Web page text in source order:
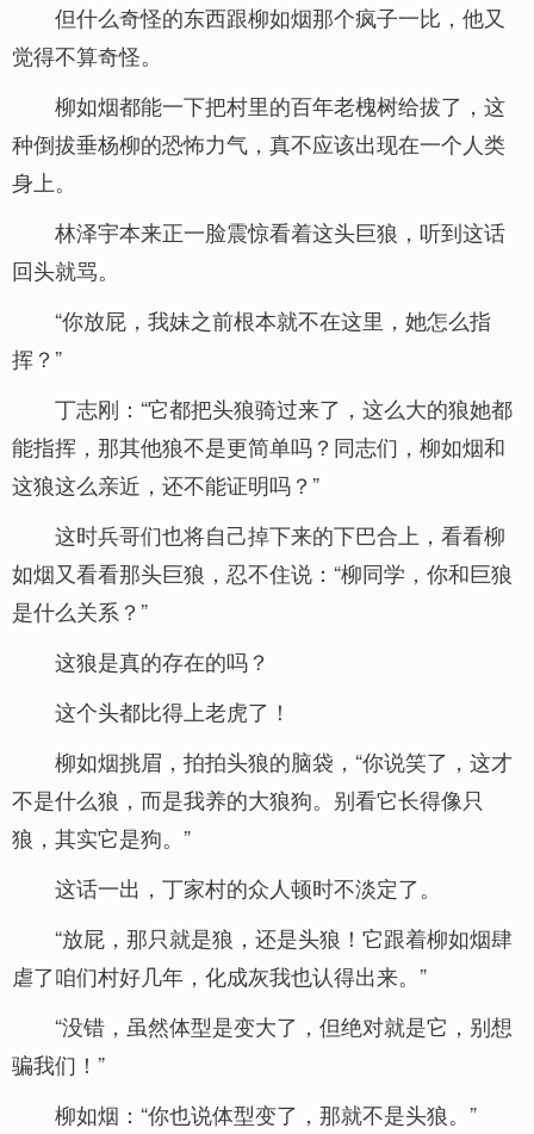
但什么奇怪的东西跟柳如烟那个疯子一比，他又
觉得不算奇怪。
柳如烟都能一下把村里的百年老槐树给拔了，这
种倒拔垂杨柳的恐怖力气，真不应该出现在一个人类
身上。
林泽宇本来正一脸震惊看着这头巨狼，听到这话
回头就骂。
“你放屁，我妹之前根本就不在这里，她怎么指
挥？”
丁志刚：“它都把头狼骑过来了，这么大的狼她都
能指挥，那其他狼不是更简单吗？同志们，柳如烟和
这狼这么亲近，还不能证明吗？”
这时兵哥们也将自己掉下来的下巴合上，看看柳
如烟又看看那头巨狼，忍不住说：“柳同学，你和巨狼
是什么关系？”
这狼是真的存在的吗？
这个头都比得上老虎了！
柳如烟挑眉，拍拍头狼的脑袋，“你说笑了，这才
不是什么狼，而是我养的大狼狗。别看它长得像只
狼，其实它是狗。”
这话一出，丁家村的众人顿时不淡定了。
“放屁，那只就是狼，还是头狼！它跟着柳如烟肆
虐了咱们村好几年，化成灰我也认得出来。”
“没错，虽然体型是变大了，但绝对就是它，别想
骗我们！”
柳如烟：“你也说体型变了，那就不是头狼。”